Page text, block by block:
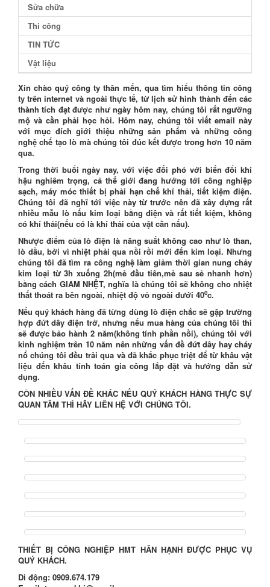
Sửa chữa
Thi công
TIN TỨC
Vật liệu
Xin chào quý công ty thân mến, qua tìm hiểu thông tin công
ty trên internet và ngoài thực tế, từ lịch sử hình thành đến các
thành tích đạt được như ngày hôm nay, chúng tôi rất ngưỡng
mộ và cần phải học hỏi. Hôm nay, chúng tôi viết email này
với mục đích giới thiệu những sản phẩm và những công
nghệ chế tạo lò mà chúng tôi đúc kết được trong hơn 10 năm
qua.
Trong thời buổi ngày nay, với việc đối phó với biến đổi khí
hậu nghiêm trọng, cả thế giới đang hướng tới công nghiệp
sạch, máy móc thiết bị phải hạn chế khí thải, tiết kiệm điện.
Chúng tôi đã nghĩ tới việc này từ trước nên đã xây dựng rất
nhiều mẫu lò nấu kim loại bằng điện và rất tiết kiệm, không
có khí thải(nếu có là khí thải của vật cần nấu).
Nhược điểm của lò điện là năng suất không cao như lò than,
lò dầu, bởi vì nhiệt phải qua nồi rồi mới đến kim loại. Nhưng
chúng tôi đã tìm ra công nghệ làm giảm thời gian nung chảy
kim loại từ 3h xuống 2h(mẻ đầu tiên,mẻ sau sẻ nhanh hơn)
bằng cách GIAM NHỆT, nghĩa là chúng tôi sẽ không cho nhiệt
thất thoát ra bên ngoài, nhiệt độ vỏ ngoài dưới 400c.
Nếu quý khách hàng đã từng dùng lò điện chắc sẽ gặp trường
hợp đứt dây điện trở, nhưng nếu mua hàng của chúng tôi thì
sẽ đượcbảo hành 2 năm(không tính phần nồi), chúng tôi với
kinh nghiệm trên 10 năm nên những vấn đề đứt dây hay cháy
nổ chúng tôi đều trải qua và đã khắc phục triệt để từ khâu vật
liệu đến khâu tính toán gia công lắp đặt và hướng dẫn sử
dụng.
CÒN NHIỀU VẤN ĐỀ KHÁC NẾU QUÝ KHÁCH HÀNG THỰC SỰ
QUAN TÂM THÌ HÃY LIÊN HỆ VỚI CHÚNG TÔI.
THIẾT BỊ CÔNG NGHIỆP HMT HÂN HẠNH ĐƯỢC PHỤC VỤ
QUÝ KHÁCH.
Di động: 0909.674.179